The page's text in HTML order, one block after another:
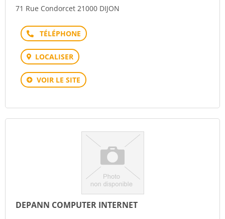
71 Rue Condorcet 21000 DIJON
Téléphone
LOCALISER
VOIR LE SITE
DEPANN COMPUTER INTERNET